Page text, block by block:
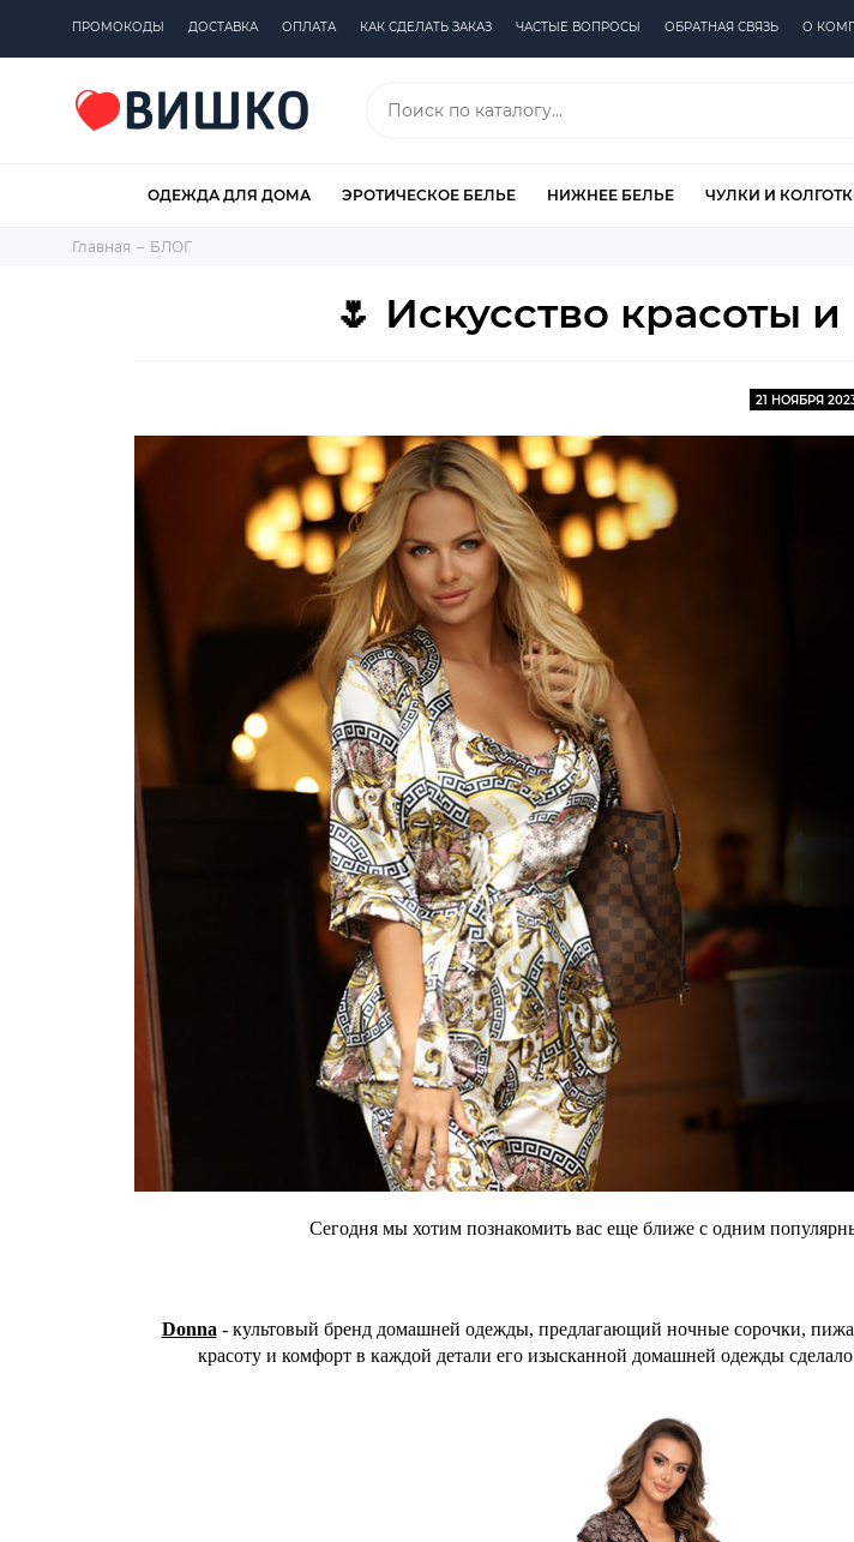
ПРОМОКОДЫ ДОСТАВКА ОПЛАТА КАК СДЕЛАТЬ ЗАКАЗ ЧАСТЫЕ ВОПРОСЫ ОБРАТНАЯ СВЯЗЬ О
ОДЕЖДА ДЛЯ ДОМА ЭРОТИЧЕСКОЕ БЕЛЬЕ НИЖНЕЕ БЕЛЬЕ ЧУЛКИ И
Главная БЛОГ
🌷 Искусство красоты
21 НОЯБРЯ
Сегодня мы хотим познакомить вас еще ближе с одним
Donna - культовый бренд домашней одежды, предлагающий ночные сорочки,
красоту и комфорт в каждой детали его изысканной домашней одежды